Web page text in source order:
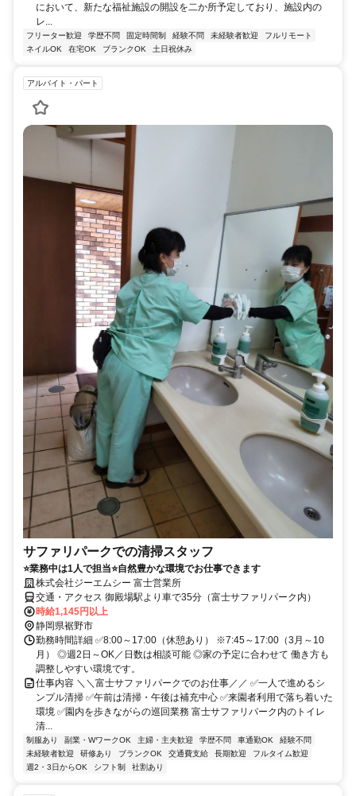
において、新たな福祉施設の開設を二か所予定しており、施設内の
レ...
フリーター歓迎 学歴不問 固定時間制 経験不問 未経験者歓迎
フルリモート
ネイルOK
在宅OK ブランクOK 土日祝休み
アルバイト・パート
サファリパークでの清掃スタッフ
⭐業務中は1人で担当⭐自然豊かな環境でお仕事できます
株式会社ジーエムシー 富士営業所
交通・アクセス 御殿場駅より車で35分（富士サファリパーク内）
時給1,145円以上
静岡県裾野市
勤務時間詳細 ✅8:00～17:00（休憩あり） ※7:45～17:00（3月～10
月） ◎週2日～OK／日数は相談可能 ◎家の予定に合わせて 働き方も
調整しやすい環境です。
仕事内容 ＼＼富士サファリパークでのお仕事／／ ✅一人で進めるシ
ンプル清掃 ✅午前は清掃・午後は補充中心 ✅来園者利用で落ち着いた
環境 ✅園内を歩きながらの巡回業務 富士サファリパーク内のトイレ
清...
制服あり 副業・WワークOK 主婦・主夫歓迎 学歴不問 車通勤OK
経験不問
未経験者歓迎
研修あり ブランクOK 交通費支給 長期歓迎
フルタイム歓迎
週2・3日からOK
シフト制 社割あり